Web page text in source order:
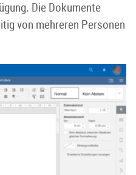
Die Dokumente
von mehreren Personen